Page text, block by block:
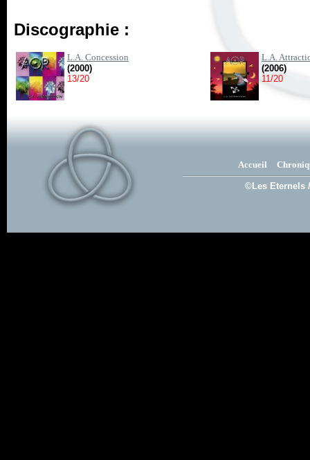
Discographie :
L.A. Concession
(2000)
13/20
L.A.
(2006)
11/20
Accueil
©Les Eternels